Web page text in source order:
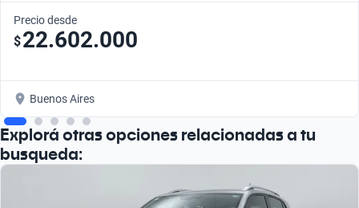
Precio desde
$22.602.000
Buenos Aires
Explorá otras opciones relacionadas a tu
busqueda: